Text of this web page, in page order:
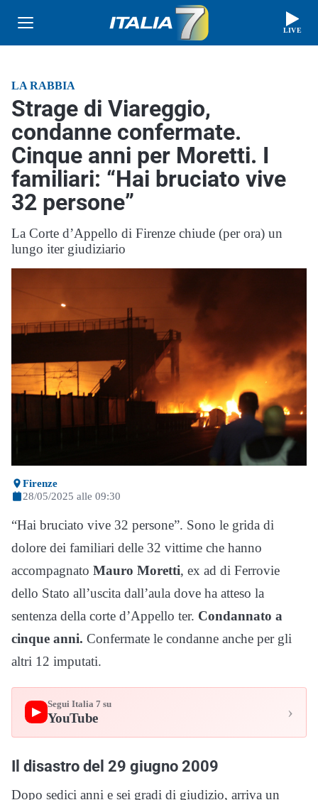
LIVE
LA RABBIA
Strage di Viareggio,
condanne confermate.
Cinque anni per Moretti. I
familiari: “Hai bruciato vive
32 persone”
La Corte d’Appello di Firenze chiude (per ora) un
lungo iter giudiziario
Firenze
28/05/2025 alle 09:30
“Hai bruciato vive 32 persone”. Sono le grida di
dolore dei familiari delle 32 vittime che hanno
accompagnato Mauro Moretti, ex ad di Ferrovie
dello Stato all’uscita dall’aula dove ha atteso la
sentenza della corte d’Appello ter. Condannato a
cinque anni. Confermate le condanne anche per gli
altri 12 imputati.
▶
Segui Italia 7 su
YouTube ›
Il disastro del 29 giugno 2009
Dopo sedici anni e sei gradi di giudizio, arriva un